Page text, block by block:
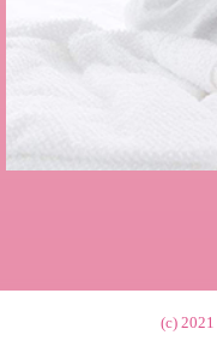
(c) 2021